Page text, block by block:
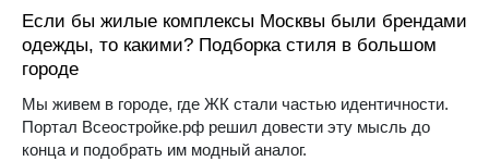
Если бы жилые комплексы Москвы были брендами
одежды, то какими? Подборка стиля в большом
городе
Мы живем в городе, где ЖК стали частью идентичности.
Портал Всеостройке.рф решил довести эту мысль до
конца и подобрать им модный аналог.